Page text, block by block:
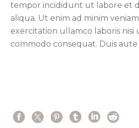
tempor incididunt ut labore et
aliqua. Ut enim ad minim
exercitation ullamco laboris nisi
commodo consequat. Duis